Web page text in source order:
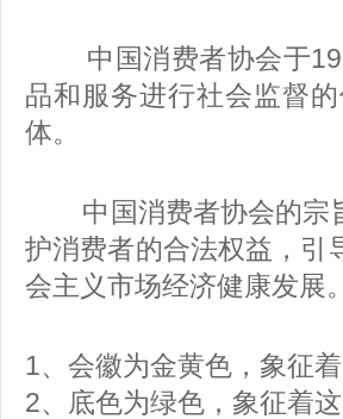
中国消费者协会于
品和服务进行社会监督
体。
中国消费者协会的宗
护消费者的合法权益，引
会主义市场经济健康发展。
1、会徽为金黄色，象征
2、底色为绿色，象征着